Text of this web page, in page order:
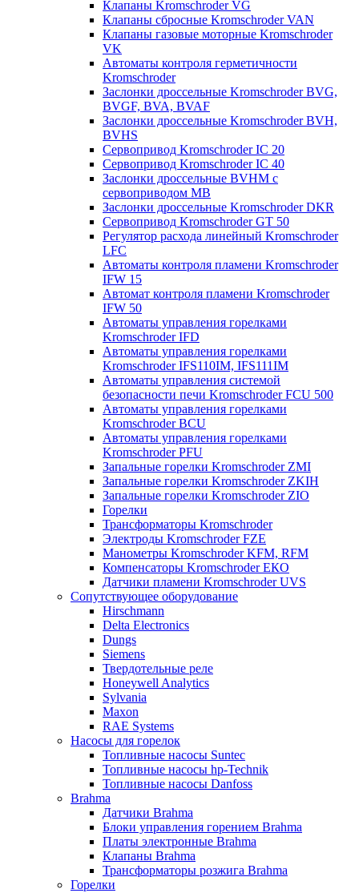
Клапаны Kromschroder VG
Клапаны сбросные Kromschroder VAN
Клапаны газовые моторные Kromschroder
VK
Автоматы контроля герметичности
Kromschroder
Заслонки дроссельные Kromschroder BVG,
BVGF, BVA, BVAF
Заслонки дроссельные Kromschroder BVH,
BVHS
Сервопривод Kromschroder IC 20
Сервопривод Kromschroder IC 40
Заслонки дроссельные BVHM с
сервоприводом МВ
Заслонки дроссельные Kromschroder DKR
Cервопривод Kromschroder GT 50
Регулятор расхода линейный Kromschroder
LFC
Автоматы контроля пламени Kromschroder
IFW 15
Автомат контроля пламени Kromschroder
IFW 50
Автоматы управления горелками
Kromschroder IFD
Автоматы управления горелками
Kromschroder IFS110IM, IFS111IM
Автоматы управления системой
безопасности печи Kromschroder FCU 500
Автоматы управления горелками
Kromschroder BCU
Автоматы управления горелками
Kromschroder PFU
Запальные горелки Kromschroder ZМI
Запальные горелки Kromschroder ZKIH
Запальные горелки Kromschroder ZIO
Горелки
Трансформаторы Kromschroder
Электроды Kromschroder FZE
Манометры Kromschroder KFM, RFM
Компенсаторы Kromschroder ЕКО
Датчики пламени Kromschroder UVS
Сопутствующее оборудование
Hirschmann
Delta Electronics
Dungs
Siemens
Твердотельные реле
Honeywell Analytics
Sylvania
Maxon
RAE Systems
Насосы для горелок
Топливные насосы Suntec
Топливные насосы hp-Technik
Топливные насосы Danfoss
Brahma
Датчики Brahma
Блоки управления горением Brahma
Платы электронные Brahma
Клапаны Brahma
Трансформаторы розжига Brahma
Горелки